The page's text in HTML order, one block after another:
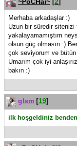
Merhaba arkadaşlar :)
Uzun bir süredir sitenizi
yakalayamamıştım
olsun güç olmasın :)
çok seviyorum ve bütün
Umarım çok iyi
bakın :)
glsm [19]
ilk hoşgeldiniz